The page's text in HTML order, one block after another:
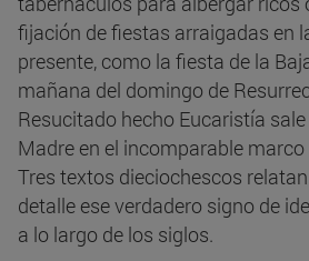
fijación de fiestas arraigadas en
presente, como la fiesta de la
mañana del domingo de
Resucitado hecho Eucaristía
Madre en el incomparable
Tres textos dieciochescos
detalle ese verdadero signo de
a lo largo de los siglos.